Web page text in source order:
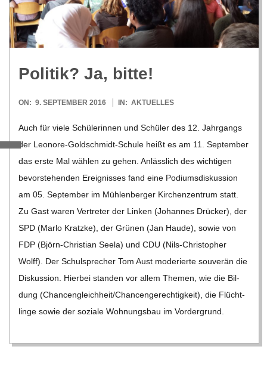
R
E
-
G
O
L
D
S
C
H
M
Poli­tik? Ja, bitte!
2016-
ON: 9. SEPTEMBER 2016 IN: AKTUELLES
Auch für viele Schü­le­rin­nen und Schü­ler des 12. Jahr­gangs
der Leo­­nore-Gol­d­­schmidt-Schule heißt es am 11. Sep­tem­ber
das erste Mal wäh­len zu gehen. Anläss­lich des wich­ti­gen
bevor­ste­hen­den Ereig­nis­ses fand eine Podi­ums­dis­kus­sion
am 05. Sep­tem­ber im Müh­len­ber­ger Kir­chen­zen­trum statt.
Zu Gast waren Ver­tre­ter der Lin­ken (Johan­nes Drü­cker), der
SPD (Marlo Kratzke), der Grü­nen (Jan Haude), sowie von
FDP (Björn-Chris­­tian Seela) und CDU (Nils-Chris­­to­­pher
Wolff). Der Schul­spre­cher Tom Aust mode­rierte sou­ve­rän die
Dis­kus­sion. Hier­bei stan­den vor allem The­men, wie die Bil­
dung (Chancengleichheit/​​Chancengerechtigkeit), die Flücht­
linge sowie der soziale Woh­nungs­bau im Vor­der­grund.